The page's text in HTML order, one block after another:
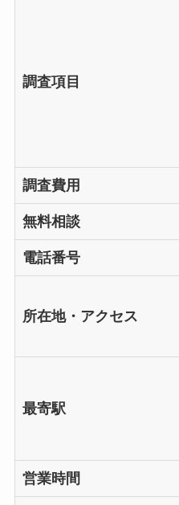
調査項目
調査費用
無料相談
電話番号
所在地・アクセス
最寄駅
営業時間